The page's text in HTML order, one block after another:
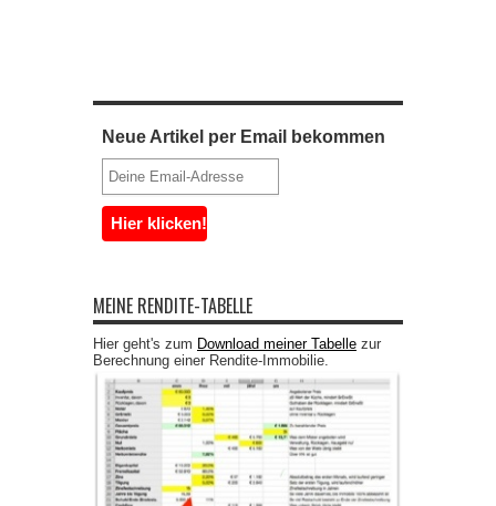
Neue Artikel per Email bekommen
MEINE RENDITE-TABELLE
Hier geht's zum Download meiner Tabelle zur
Berechnung einer Rendite-Immobilie.